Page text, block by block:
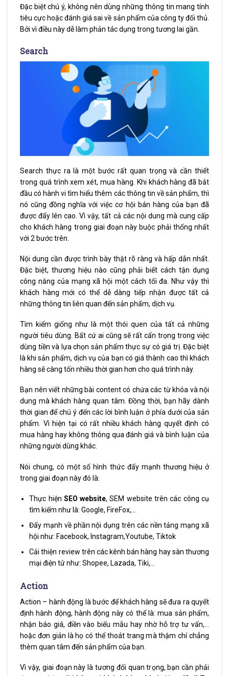
Đặc biệt chú ý, không nên dùng những thông tin mang tính
tiêu cực hoặc đánh giá sai về sản phẩm của công ty đối thủ.
Bởi vì điều này dễ làm phản tác dụng trong tương lai gần.
Search
Search thực ra là một bước rất quan trọng và cần thiết
trong quá trình xem xét, mua hàng. Khi khách hàng đã bắt
đầu có hành vi tìm hiểu thêm các thông tin về sản phẩm, thì
nó cũng đồng nghĩa với việc cơ hội bán hàng của bạn đã
được đẩy lên cao. Vì vậy, tất cả các nội dung mà cung cấp
cho khách hàng trong giai đoạn này buộc phải thống nhất
với 2 bước trên.
Nội dung cần được trình bày thật rõ ràng và hấp dẫn nhất.
Đặc biệt, thương hiệu nào cũng phải biết cách tận dụng
công năng của mạng xã hội một cách tối đa. Như vậy thì
khách hàng mới có thể dễ dàng tiếp nhận được tất cả
những thông tin liên quan đến sản phẩm, dịch vụ.
Tìm kiếm giống như là một thói quen của tất cả những
người tiêu dùng. Bất cứ ai cũng sẽ rất cẩn trọng trong việc
dùng tiền và lựa chọn sản phẩm thực sự có giá trị. Đặc biệt
là khi sản phẩm, dịch vụ của bạn có giá thành cao thì khách
hàng sẽ càng tốn nhiều thời gian hơn cho quá trình này.
Bạn nên viết những bài content có chứa các từ khóa và nội
dung mà khách hàng quan tâm. Đồng thời, bạn hãy dành
thời gian để chú ý đến các lời bình luận ở phía dưới của sản
phẩm. Vì hiện tại có rất nhiều khách hàng quyết định có
mua hàng hay không thông qua đánh giá và bình luận của
những người dùng khác.
Nói chung, có một số hình thức đẩy mạnh thương hiệu ở
trong giai đoạn này đó là:
Thực hiện SEO website, SEM website trên các công cụ
tìm kiếm như là: Google, FireFox,…
Đẩy mạnh về phần nội dụng trên các nền tảng mạng xã
hội như: Facebook, Instagram,Youtube, Tiktok
Cải thiện review trên các kênh bán hàng hay sàn thương
mại điện tử như: Shopee, Lazada, Tiki,…
Action
Action – hành động là bước để khách hàng sẽ đưa ra quyết
định hành động, hành động này có thể là: mua sản phẩm,
nhận báo giá, điền vào biểu mẫu hay nhờ hỗ trợ tư vấn,…
hoặc đơn giản là họ có thể thoát trang mà thậm chí chẳng
thèm quan tâm đến sản phẩm của bạn.
Vì vậy, giai đoạn này là tương đối quan trọng, bạn cần phải